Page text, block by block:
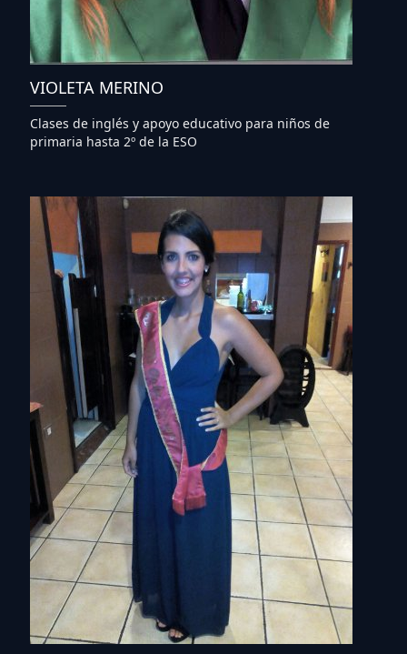
VIOLETA MERINO
Clases de inglés y apoyo educativo para niños de
primaria hasta 2º de la ESO